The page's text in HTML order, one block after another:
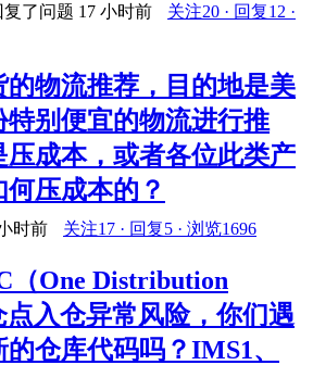
复了问题 17 小时前
关注20 · 回复12 ·
的物流推荐，目的地是美
特别便宜的物流进行推
压成本，或者各位此类产
压成本的？
时前 关注17 · 回复5 · 浏览1696
（One Distribution
点入仓异常风险，你们遇
仓库代码吗？IMS1、